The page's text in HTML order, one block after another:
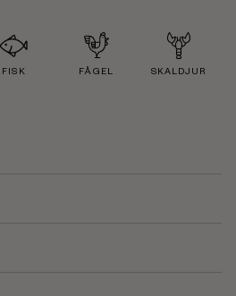
FISK FÅGEL SKALDJUR